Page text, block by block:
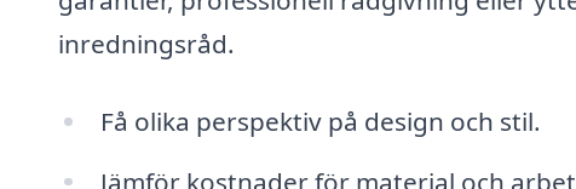
inredningsråd.
Få olika perspektiv på design och stil.
Jämför kostnader för material och